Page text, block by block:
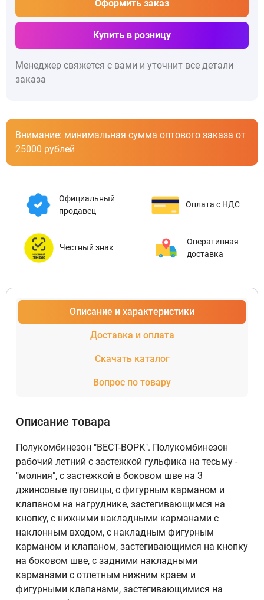
Оформить заказ
Купить в розницу
Менеджер свяжется с вами и уточнит все детали
заказа
Внимание: минимальная сумма оптового заказа от
25000 рублей
Официальный
продавец
Оплата с НДС
Честный знак
Оперативная
доставка
Описание и характеристики
Доставка и оплата
Скачать каталог
Вопрос по товару
Описание товара
Полукомбинезон "ВЕСТ-ВОРК". Полукомбинезон
рабочий летний с застежкой гульфика на тесьму -
"молния", с застежкой в боковом шве на 3
джинсовые пуговицы, с фигурным карманом и
клапаном на нагруднике, застегивающимся на
кнопку, с нижними накладными карманами с
наклонным входом, с накладным фигурным
карманом и клапаном, застегивающимся на кнопку
на боковом шве, с задними накладными
карманами с отлетным нижним краем и
фигурными клапанами, застегивающимися на